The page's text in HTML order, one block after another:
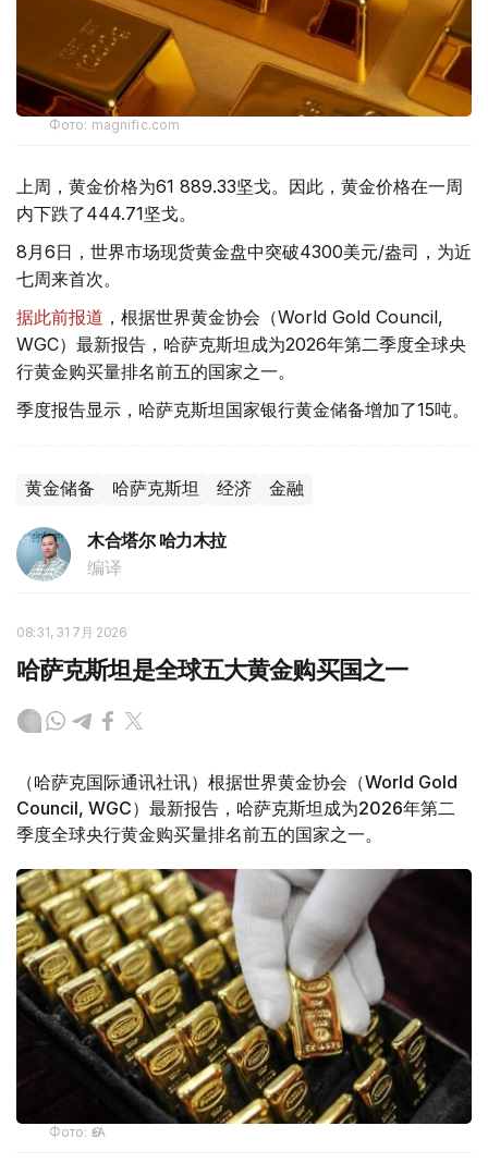
Фото: magnific.com
上周，黄金价格为61 889.33坚戈。因此，黄金价格在一周
内下跌了444.71坚戈。
8月6日，世界市场现货黄金盘中突破4300美元/盎司，为近
七周来首次。
据此前报道 ，根据世界黄金协会（World Gold Council,
WGC）最新报告，哈萨克斯坦成为2026年第二季度全球央
行黄金购买量排名前五的国家之一。
季度报告显示，哈萨克斯坦国家银行黄金储备增加了15吨。
黄金储备 哈萨克斯坦 经济 金融
木合塔尔 哈力木拉
编译
08:31, 31 7月 2026
哈萨克斯坦是全球五大黄金购买国之一
（哈萨克国际通讯社讯）根据世界黄金协会（World Gold
Council, WGC）最新报告，哈萨克斯坦成为2026年第二
季度全球央行黄金购买量排名前五的国家之一。
Фото: ӨзА